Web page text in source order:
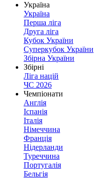
Україна
Україна
Перша ліга
Друга ліга
Кубок України
Суперкубок України
Збірна України
Збірні
Ліга націй
ЧС 2026
Чемпіонати
Англія
Іспанія
Італія
Німеччина
Франція
Нідерланди
Туреччина
Португалія
Бельгія